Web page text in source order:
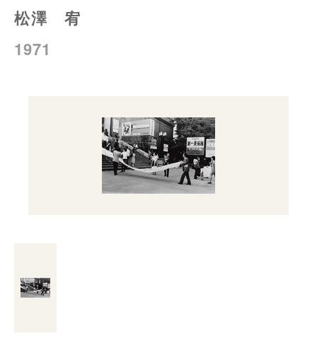
松澤 宥
1971